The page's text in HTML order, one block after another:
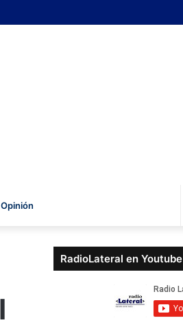
RadioLateral en Youtube